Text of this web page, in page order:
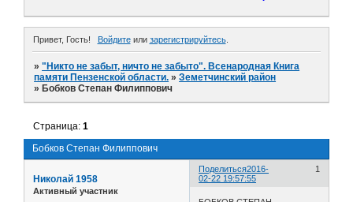
Привет, Гость! Войдитеили зарегистрируйтесь.
»"Никто не забыт, ничто не забыто". Всенародная Книга
памяти Пензенской области. »Земетчинский район
» Бобков Степан Филиппович
Бобков Степан Филиппович
Страница:1
Поделиться 1
2016-
02-22 19:57:55
Николай 1958
Активный участник